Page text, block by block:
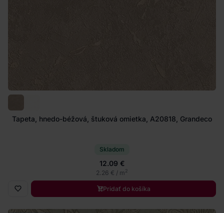
Tapeta, hnedo-béžová, štuková omietka, A20818, Grandeco
Skladom
12.09 €
2.26 € / m2
Pridať do košíka